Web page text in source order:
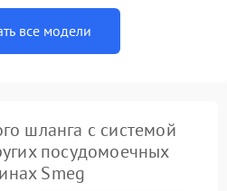
все модели
шланга с системой
посудомоечных
Smeg